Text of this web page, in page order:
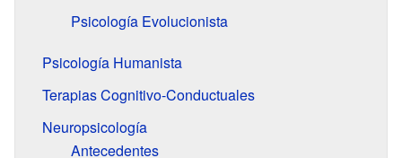
Psicología Evolucionista
Psicología Humanista
Terapias Cognitivo-Conductuales
Neuropsicología
Antecedentes